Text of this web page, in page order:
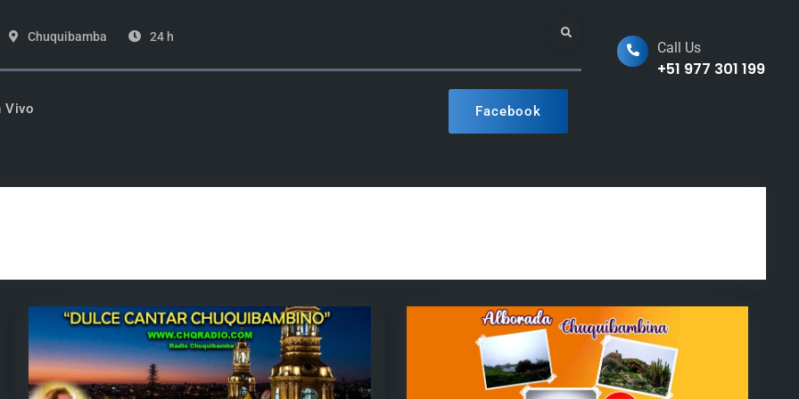
Chuquibamba 24 h Search
Vivo Facebook
Call Us
+51 977 301 199